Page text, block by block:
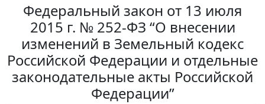
Федеральный закон от 13 июля
2015 г. № 252-ФЗ “О внесении
изменений в Земельный кодекс
Российской Федерации и отдельные
законодательные акты Российской
Федерации”